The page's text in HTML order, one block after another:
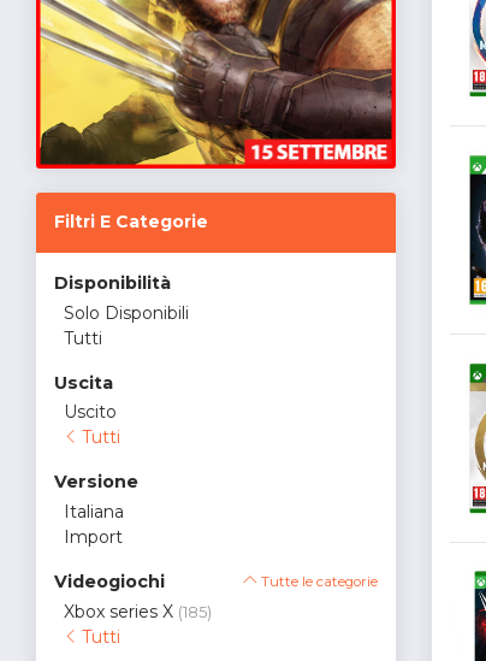
Filtri E Categorie
Disponibilità
Solo Disponibili
Tutti
Uscita
Uscito
Tutti
Versione
Italiana
Import
Videogiochi Tutte le categorie
Xbox series X (185)
Tutti